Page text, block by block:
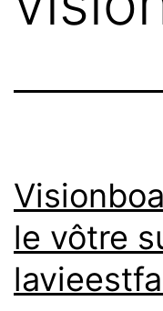
le vôtre